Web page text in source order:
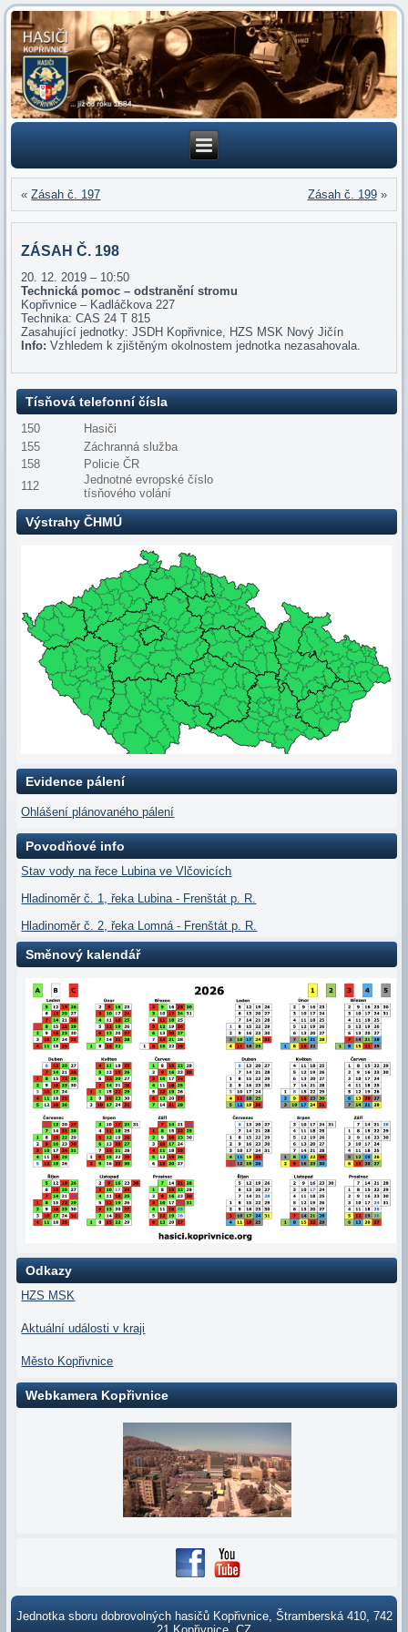
«Zásah č. 197 Zásah č. 199»
ZÁSAH Č. 198
20. 12. 2019 – 10:50
Technická pomoc – odstranění stromu
Kopřivnice – Kadláčkova 227
Technika: CAS 24 T 815
Zasahující jednotky: JSDH Kopřivnice, HZS MSK Nový Jičín
Info: Vzhledem k zjištěným okolnostem jednotka nezasahovala.
Tísňová telefonní čísla
150
Hasiči
155
Záchranná služba
158
Policie ČR
112
Jednotné evropské číslo
tísňového volání
Výstrahy ČHMÚ
Evidence pálení
Ohlášení plánovaného pálení
Povodňové info
Stav vody na řece Lubina ve Vlčovicích
Hladinoměr č. 1, řeka Lubina - Frenštát p. R.
Hladinoměr č. 2, řeka Lomná - Frenštát p. R.
Směnový kalendář
Odkazy
HZS MSK
Aktuální události v kraji
Město Kopřivnice
Webkamera Kopřivnice
Jednotka sboru dobrovolných hasičů Kopřivnice, Štramberská 410, 742